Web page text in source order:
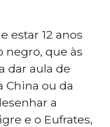
estar 12 anos
negro, que às
dar aula de
China ou da
a
e o Eufrates,